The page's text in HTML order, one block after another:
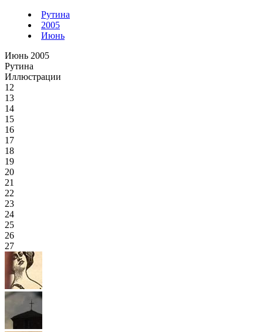
Рутина
2005
Июнь
Июнь 2005
Рутина
Иллюстрации
12
13
14
15
16
17
18
19
20
21
22
23
24
25
26
27